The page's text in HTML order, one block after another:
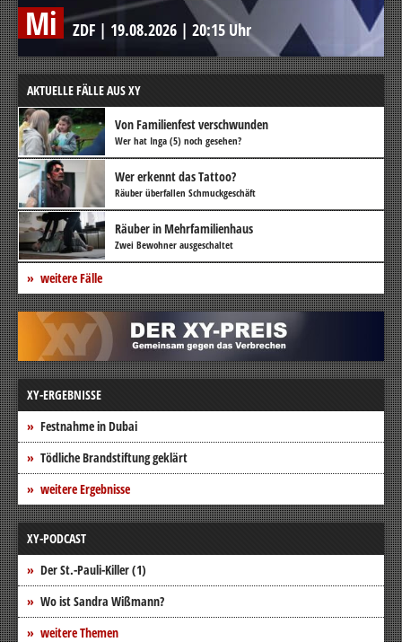
Mi ZDF | 19.08.2026 | 20:15 Uhr
AKTUELLE FÄLLE AUS XY
Von Familienfest verschwunden
Wer hat Inga (5) noch gesehen?
Wer erkennt das Tattoo?
Räuber überfallen Schmuckgeschäft
Räuber in Mehrfamilienhaus
Zwei Bewohner ausgeschaltet
weitere Fälle
XY-ERGEBNISSE
Festnahme in Dubai
Tödliche Brandstiftung geklärt
weitere Ergebnisse
XY-PODCAST
Der St.-Pauli-Killer (1)
Wo ist Sandra Wißmann?
weitere Themen